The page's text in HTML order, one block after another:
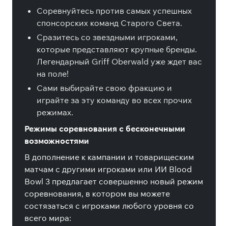
Соревнуйтесь против самых успешных
спонсорских команд Старого Света.
Сразитесь со звездными игроками,
которые представляют крупные бренды.
Легендарный Griff Oberwald уже ждет вас
на поле!
Сами выбирайте свою фракцию и
играйте за эту команду во всех прочих
режимах.
Режимы соревнования с бесконечными
возможностями
В дополнение к кампании и товарищеским
матчам с другими игроками или ИИ Blood
Bowl 3 предлагает совершенно новый режим
соревнования, в котором вы можете
состязаться с игроками любого уровня со
всего мира: